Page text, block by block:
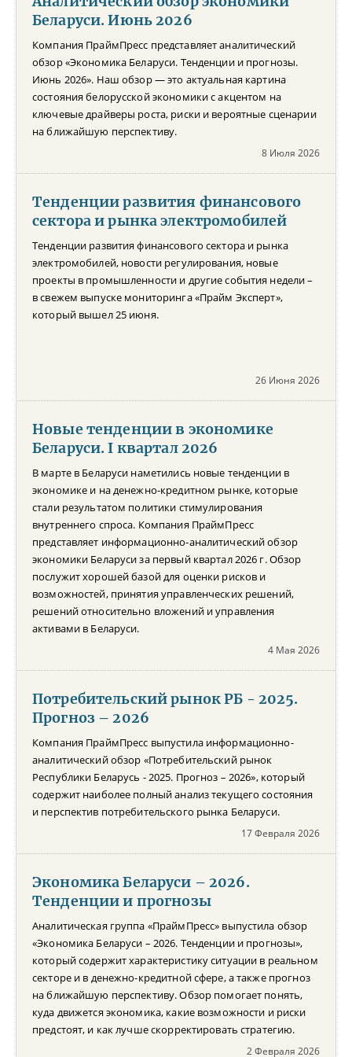
Беларуси. Июнь 2026
Компания ПраймПресс представляет аналитический
обзор «Экономика Беларуси. Тенденции и прогнозы.
Июнь 2026». Наш обзор — это актуальная картина
состояния белорусской экономики с акцентом на
ключевые драйверы роста, риски и вероятные сценарии
на ближайшую перспективу.
8 Июля 2026
Тенденции развития финансового
сектора и рынка электромобилей
Тенденции развития финансового сектора и рынка
электромобилей, новости регулирования, новые
проекты в промышленности и другие события недели –
в свежем выпуске мониторинга «Прайм Эксперт»,
который вышел 25 июня.
26 Июня 2026
Новые тенденции в экономике
Беларуси. I квартал 2026
В марте в Беларуси наметились новые тенденции в
экономике и на денежно-кредитном рынке, которые
стали результатом политики стимулирования
внутреннего спроса. Компания ПраймПресс
представляет информационно-аналитический обзор
экономики Беларуси за первый квартал 2026 г. Обзор
послужит хорошей базой для оценки рисков и
возможностей, принятия управленческих решений,
решений относительно вложений и управления
активами в Беларуси.
4 Мая 2026
Потребительский рынок РБ - 2025.
Прогноз – 2026
Компания ПраймПресс выпустила информационно-
аналитический обзор «Потребительский рынок
Республики Беларусь - 2025. Прогноз – 2026», который
содержит наиболее полный анализ текущего состояния
и перспектив потребительского рынка Беларуси.
17 Февраля 2026
Экономика Беларуси – 2026.
Тенденции и прогнозы
Аналитическая группа «ПраймПресс» выпустила обзор
«Экономика Беларуси – 2026. Тенденции и прогнозы»,
который содержит характеристику ситуации в реальном
секторе и в денежно-кредитной сфере, а также прогноз
на ближайшую перспективу. Обзор помогает понять,
куда движется экономика, какие возможности и риски
предстоят, и как лучше скорректировать стратегию.
2 Февраля 2026